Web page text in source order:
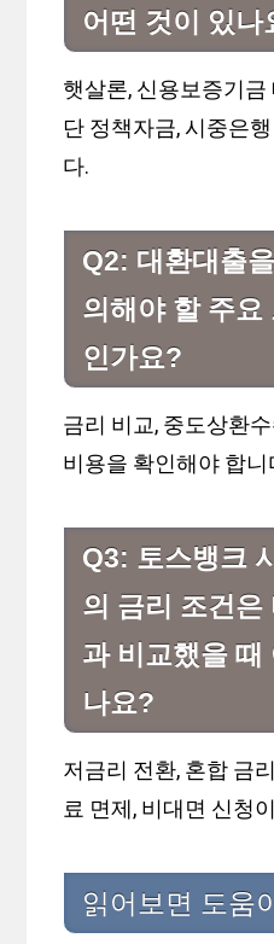
어떤 것이 있나
햇살론, 신용보증기
단 정책자금, 시중은
다.
Q2: 대환대출
의해야 할 주요
인가요?
금리 비교, 중도상환
비용을 확인해야 합니
Q3: 토스뱅크
의 금리 조건은
과 비교했을 때
나요?
저금리 전환, 혼합 금
료 면제, 비대면 신청
읽어보면 도움